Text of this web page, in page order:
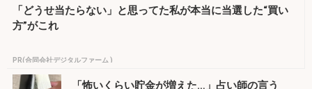
「どうせ当たらない」と思ってた私が本当に当選した“買い
方”がこれ
PR(合同会社デジタルファーム )
「怖いくらい貯金が増えた…」占い師の言う